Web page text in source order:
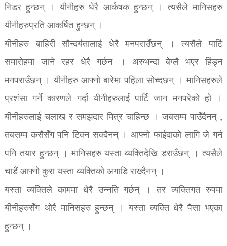
निडर हुन्छन् । यीनीहरु धेरै आर्कषक हुन्छन् । त्यसैले मानिसहरु
यीनीहरुप्रति आकर्षित हुन्छन् ।
यीनीहरु बाहिरी सौन्दर्यतालाई धेरै मनपराउँछन् । त्यसैले पार्टि
समारोहमा जाने रहर धेरै गर्छन । अरुभन्दा बेग्लै भएर हिंड्न
मनपराउँछन् । यीनीहरु आफ्नो बारेमा पहिला सोच्दछन् । मानिसहरुले
प्रशंसा गर्ने कारणले गर्दा यीनीहरुलाई पार्टि जान मनपरेको हो ।
यीनीहरुलाई चलाख र समझदार मित्र चाहिन्छ । जबसम्म पाउँदैनन् ,
तबसम्म कसैसँग पनि टिक्न सक्दैनन् । आफ्नो फाईदाको लागि जे गर्न
पनि तयार हुन्छन् । मानिसहरु यस्ता व्यक्तिदेखि डराउँछन् । त्यसैले
चाडैं आफ्नो कुरा यस्ता व्यक्तिको अगाडि राख्दैनन् ।
यस्ता व्यक्तिले काममा धेरै उन्नति गर्छन् । तर व्यक्तिगत रुपमा
यीनीहरुसँग थोरै मानिसहरु हुन्छन् । यस्ता व्यक्ति धेरै पैसा भएका
हुन्छन् ।